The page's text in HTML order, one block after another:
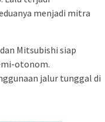
menjadi mitra
Mitsubishi siap
otonom.
jalur tunggal di